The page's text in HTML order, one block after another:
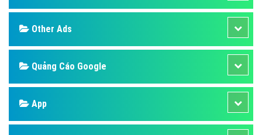
Other Ads
Quảng Cáo Google
App